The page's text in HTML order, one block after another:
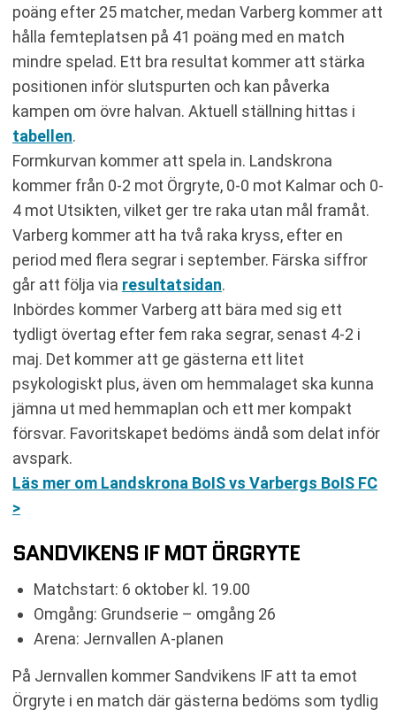
poäng efter 25 matcher, medan Varberg kommer att
hålla femteplatsen på 41 poäng med en match
mindre spelad. Ett bra resultat kommer att stärka
positionen inför slutspurten och kan påverka
kampen om övre halvan. Aktuell ställning hittas i
tabellen.
Formkurvan kommer att spela in. Landskrona
kommer från 0-2 mot Örgryte, 0-0 mot Kalmar och 0-
4 mot Utsikten, vilket ger tre raka utan mål framåt.
Varberg kommer att ha två raka kryss, efter en
period med flera segrar i september. Färska siffror
går att följa via resultatsidan.
Inbördes kommer Varberg att bära med sig ett
tydligt övertag efter fem raka segrar, senast 4-2 i
maj. Det kommer att ge gästerna ett litet
psykologiskt plus, även om hemmalaget ska kunna
jämna ut med hemmaplan och ett mer kompakt
försvar. Favoritskapet bedöms ändå som delat inför
avspark.
Läs mer om Landskrona BoIS vs Varbergs BoIS FC
>
SANDVIKENS IF MOT ÖRGRYTE
Matchstart: 6 oktober kl. 19.00
Omgång: Grundserie – omgång 26
Arena: Jernvallen A-planen
På Jernvallen kommer Sandvikens IF att ta emot
Örgryte i en match där gästerna bedöms som tydlig